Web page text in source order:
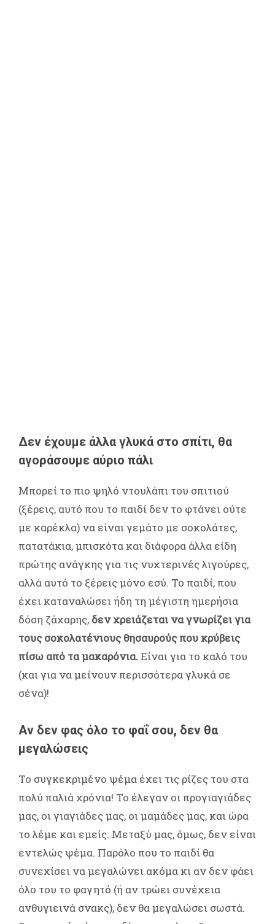
Δεν έχουμε άλλα γλυκά στο σπίτι, θα
αγοράσουμε αύριο πάλι
Μπορεί το πιο ψηλό ντουλάπι του σπιτιού
(ξέρεις, αυτό που το παιδί δεν το φτάνει ούτε
με καρέκλα) να είναι γεμάτο με σοκολάτες,
πατατάκια, μπισκότα και διάφορα άλλα είδη
πρώτης ανάγκης για τις νυχτερινές λιγούρες,
αλλά αυτό το ξέρεις μόνο εσύ. Το παιδί, που
έχει καταναλώσει ήδη τη μέγιστη ημερήσια
δόση ζάχαρης, δεν χρειάζεται να γνωρίζει για
τους σοκολατένιους θησαυρούς που κρύβεις
πίσω από τα μακαρόνια.Είναι για το καλό του
(και για να μείνουν περισσότερα γλυκά σε
σένα)!
Αν δεν φας όλο το φαΐ σου, δεν θα
μεγαλώσεις
Το συγκεκριμένο ψέμα έχει τις ρίζες του στα
πολύ παλιά χρόνια! Το έλεγαν οι προγιαγιάδες
μας, οι γιαγιάδες μας, οι μαμάδες μας, και ώρα
το λέμε και εμείς. Μεταξύ μας, όμως, δεν είναι
εντελώς ψέμα. Παρόλο που το παιδί θα
συνεχίσει να μεγαλώνει ακόμα κι αν δεν φάει
όλο του το φαγητό (ή αν τρώει συνέχεια
ανθυγιεινά σνακς), δεν θα μεγαλώσει σωστά.